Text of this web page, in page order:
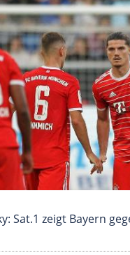
Sat.1 zeigt Bayern